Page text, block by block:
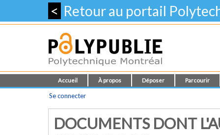
< Retour au portail
Accueil À propos Déposer Parcourir
Se connecter
DOCUMENTS DONT